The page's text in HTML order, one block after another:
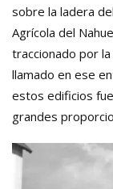
sobre la ladera
Agrícola del
traccionado por
llamado en ese
estos edificios
grandes